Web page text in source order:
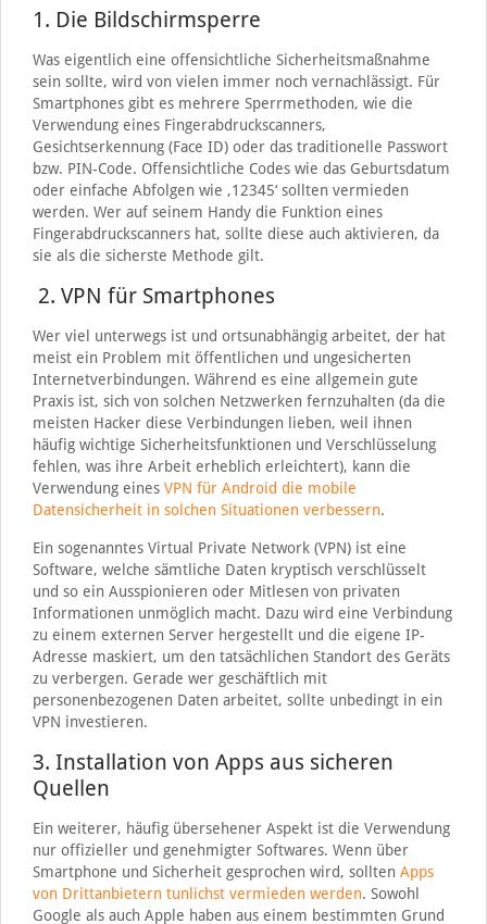
1. Die Bildschirmsperre
Was eigentlich eine offensichtliche Sicherheitsmaßnahme
sein sollte, wird von vielen immer noch vernachlässigt. Für
Smartphones gibt es mehrere Sperrmethoden, wie die
Verwendung eines Fingerabdruckscanners,
Gesichtserkennung (Face ID) oder das traditionelle Passwort
bzw. PIN-Code. Offensichtliche Codes wie das Geburtsdatum
oder einfache Abfolgen wie ‚12345‘ sollten vermieden
werden. Wer auf seinem Handy die Funktion eines
Fingerabdruckscanners hat, sollte diese auch aktivieren, da
sie als die sicherste Methode gilt.
2. VPN für Smartphones
Wer viel unterwegs ist und ortsunabhängig arbeitet, der hat
meist ein Problem mit öffentlichen und ungesicherten
Internetverbindungen. Während es eine allgemein gute
Praxis ist, sich von solchen Netzwerken fernzuhalten (da die
meisten Hacker diese Verbindungen lieben, weil ihnen
häufig wichtige Sicherheitsfunktionen und Verschlüsselung
fehlen, was ihre Arbeit erheblich erleichtert), kann die
Verwendung eines VPN für Android die mobile
Datensicherheit in solchen Situationen verbessern.
Ein sogenanntes Virtual Private Network (VPN) ist eine
Software, welche sämtliche Daten kryptisch verschlüsselt
und so ein Ausspionieren oder Mitlesen von privaten
Informationen unmöglich macht. Dazu wird eine Verbindung
zu einem externen Server hergestellt und die eigene IP-
Adresse maskiert, um den tatsächlichen Standort des Geräts
zu verbergen. Gerade wer geschäftlich mit
personenbezogenen Daten arbeitet, sollte unbedingt in ein
VPN investieren.
3. Installation von Apps aus sicheren
Quellen
Ein weiterer, häufig übersehener Aspekt ist die Verwendung
nur offizieller und genehmigter Softwares. Wenn über
Smartphone und Sicherheit gesprochen wird, sollten Apps
von Drittanbietern tunlichst vermieden werden. Sowohl
Google als auch Apple haben aus einem bestimmten Grund